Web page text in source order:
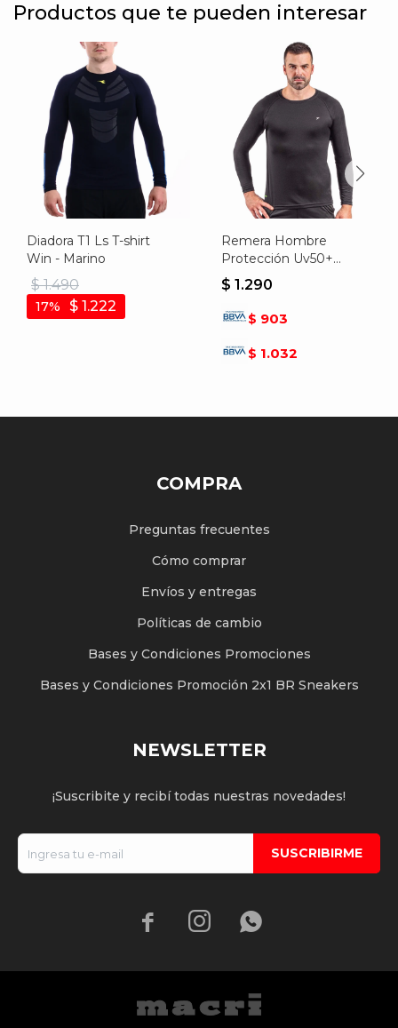
Productos que te pueden interesar
Diadora T1 Ls T-shirt
Win - Marino
$ 1.490
$ 1.222
17
Remera Hombre
Protección Uv50+
Poker - Negro
$ 1.290
$ 903
$ 1.032
COMPRA
Preguntas frecuentes
Cómo comprar
Envíos y entregas
Políticas de cambio
Bases y Condiciones Promociones
Bases y Condiciones Promoción 2x1 BR Sneakers
NEWSLETTER
¡Suscribite y recibí todas nuestras novedades!
SUSCRIBIRME
  